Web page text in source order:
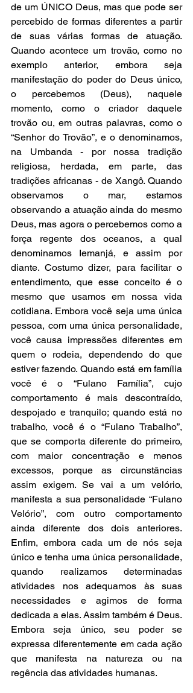
de um ÚNICO Deus, mas que pode ser
percebido de formas diferentes a partir
de suas várias formas de atuação.
Quando acontece um trovão, como no
exemplo anterior, embora seja
manifestação do poder do Deus único,
o percebemos (Deus), naquele
momento, como o criador daquele
trovão ou, em outras palavras, como o
“Senhor do Trovão”, e o denominamos,
na Umbanda - por nossa tradição
religiosa, herdada, em parte, das
tradições africanas - de Xangô. Quando
observamos o mar, estamos
observando a atuação ainda do mesmo
Deus, mas agora o percebemos como a
força regente dos oceanos, a qual
denominamos Iemanjá, e assim por
diante. Costumo dizer, para facilitar o
entendimento, que esse conceito é o
mesmo que usamos em nossa vida
cotidiana. Embora você seja uma única
pessoa, com uma única personalidade,
você causa impressões diferentes em
quem o rodeia, dependendo do que
estiver fazendo. Quando está em família
você é o “Fulano Família”, cujo
comportamento é mais descontraído,
despojado e tranquilo; quando está no
trabalho, você é o “Fulano Trabalho”,
que se comporta diferente do primeiro,
com maior concentração e menos
excessos, porque as circunstâncias
assim exigem. Se vai a um velório,
manifesta a sua personalidade “Fulano
Velório”, com outro comportamento
ainda diferente dos dois anteriores.
Enfim, embora cada um de nós seja
único e tenha uma única personalidade,
quando realizamos determinadas
atividades nos adequamos às suas
necessidades e agimos de forma
dedicada a elas. Assim também é Deus.
Embora seja único, seu poder se
expressa diferentemente em cada ação
que manifesta na natureza ou na
regência das atividades humanas.